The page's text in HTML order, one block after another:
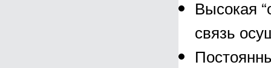
Высокая
связь